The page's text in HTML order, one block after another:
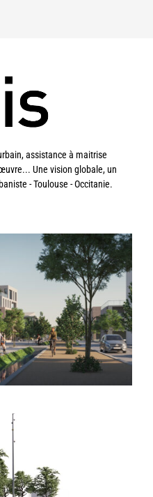
assistance à maitrise
Une vision globale, un
- Toulouse - Occitanie.
Orientation
– Lalande